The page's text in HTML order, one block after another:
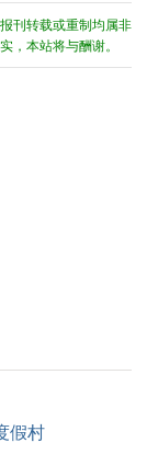
刊转载或重制均属非
，本站将与酬谢。
假村